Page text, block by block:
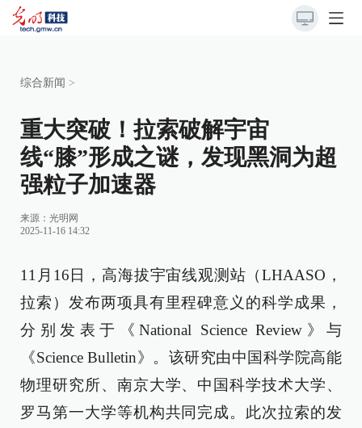
综合新闻 >
重大突破！拉索破解宇宙
线“膝”形成之谜，发现黑洞为超
强粒子加速器
来源： 光明网
2025-11-16 14:32
11月16日，高海拔宇宙线观测站（LHAASO，
拉索）发布两项具有里程碑意义的科学成果，
分别发表于《National Science Review》与
《Science Bulletin》。该研究由中国科学院高能
物理研究所、南京大学、中国科学技术大学、
罗马第一大学等机构共同完成。此次拉索的发